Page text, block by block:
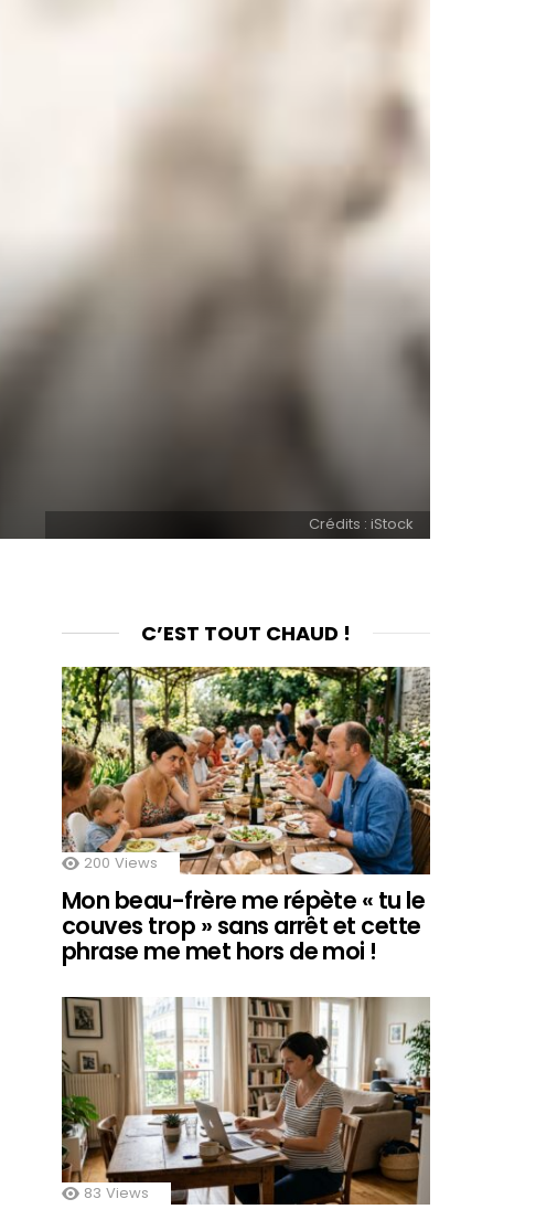
Crédits : iStock
C’EST TOUT CHAUD !
200 Views
Mon beau-frère me répète « tu le
couves trop » sans arrêt et cette
phrase me met hors de moi !
83 Views